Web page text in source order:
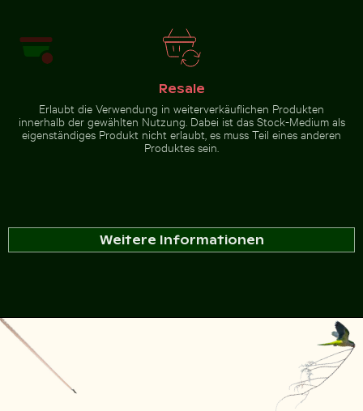
Resale
Erlaubt die Verwendung in weiterverkäuflichen Produkten
innerhalb der gewählten Nutzung. Dabei ist das Stock-Medium als
eigenständiges Produkt nicht erlaubt, es muss Teil eines anderen
Produktes sein.
Weitere Informationen